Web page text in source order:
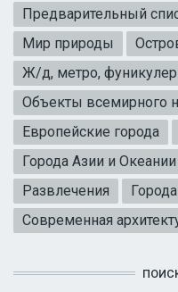
Предварительный
Мир природы
Ж/д, метро,
Объекты всемирного
Европейские города
Города Азии и Океании
Развлечения
Современная